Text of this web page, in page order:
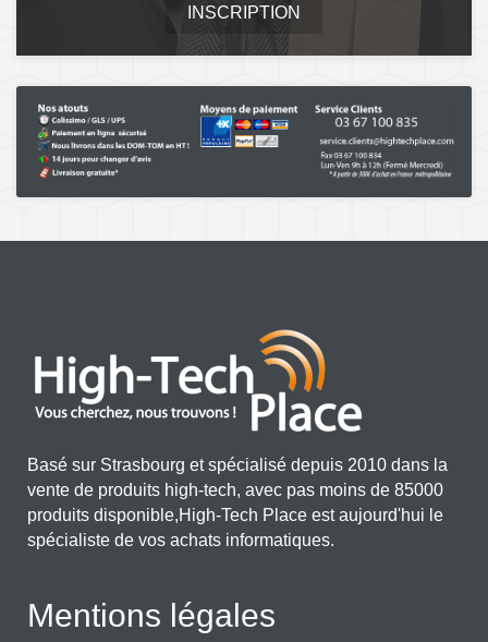
INSCRIPTION
Basé sur Strasbourg et spécialisé depuis 2010 dans la
vente de produits high-tech, avec pas moins de 85000
produits disponible,High-Tech Place est aujourd'hui le
spécialiste de vos achats informatiques.
Mentions légales